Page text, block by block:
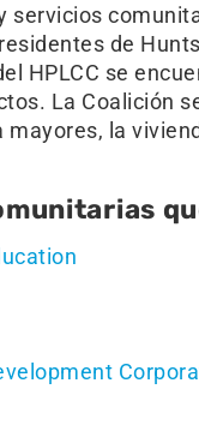
servicios
de
HPLCC se
La Coalición
la